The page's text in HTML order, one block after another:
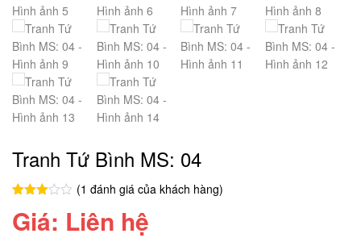
Tranh Tứ Bình MS: 04
trên 5
dựa
(1 đánh giá của khách hàng)
Giá: Liên hệ